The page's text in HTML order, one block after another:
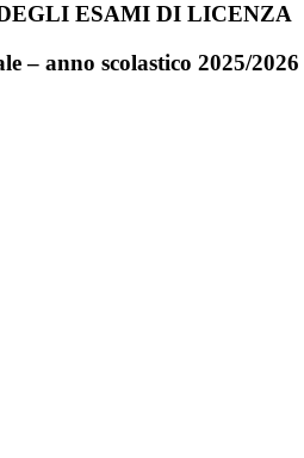
ESAMI DI LICENZA
– anno scolastico 2025/2026